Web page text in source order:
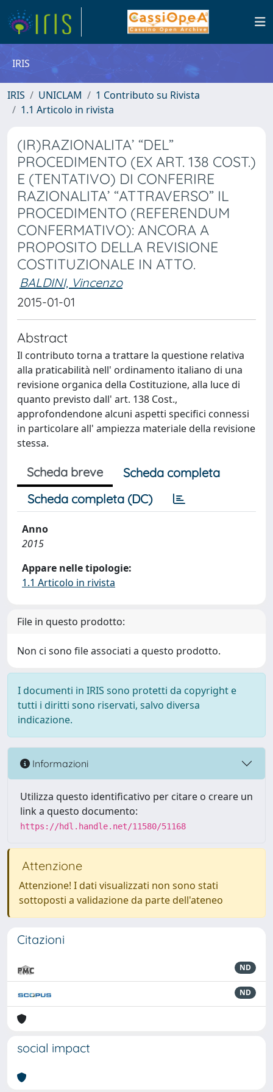
IRIS
IRIS UNICLAM
1 Contributo su Rivista
1.1 Articolo in rivista
(IR)RAZIONALITA’ “DEL”
PROCEDIMENTO (EX ART. 138 COST.)
E (TENTATIVO) DI CONFERIRE
RAZIONALITA’ “ATTRAVERSO” IL
PROCEDIMENTO (REFERENDUM
CONFERMATIVO): ANCORA A
PROPOSITO DELLA REVISIONE
COSTITUZIONALE IN ATTO.
BALDINI, Vincenzo
2015-01-01
Abstract
Il contributo torna a trattare la questione relativa
alla praticabilità nell' ordinamento italiano di una
revisione organica della Costituzione, alla luce di
quanto previsto dall' art. 138 Cost.,
approfondendone alcuni aspetti specifici connessi
in particolare all' ampiezza materiale della revisione
stessa.
Scheda breve
Scheda completa
Scheda completa (DC)
Anno
2015
Appare nelle tipologie:
1.1 Articolo in rivista
File in questo prodotto:
Non ci sono file associati a questo prodotto.
I documenti in IRIS sono protetti da copyright e
tutti i diritti sono riservati, salvo diversa
indicazione.
Informazioni
Utilizza questo identificativo per citare o creare un
link a questo documento:
https://hdl.handle.net/11580/51168
Attenzione
Attenzione! I dati visualizzati non sono stati
sottoposti a validazione da parte dell'ateneo
Citazioni
ND
ND
social impact